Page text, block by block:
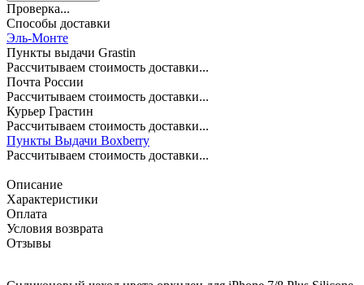
Проверка...
Способы доставки
Эль-Монте
Пункты выдачи Grastin
Рассчитываем стоимость доставки...
Почта России
Рассчитываем стоимость доставки...
Курьер Грастин
Рассчитываем стоимость доставки...
Пункты Выдачи Boxberry
Рассчитываем стоимость доставки...
Описание
Характеристики
Оплата
Условия возврата
Отзывы